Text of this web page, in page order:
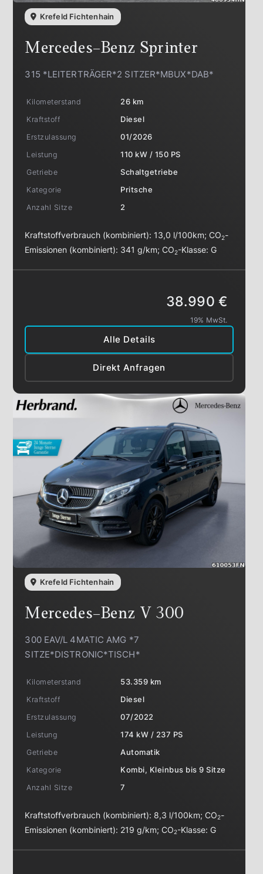
Krefeld Fichtenhain
Mercedes-Benz Sprinter
315 *LEITERTRÄGER*2 SITZER*MBUX*DAB*
Kilometerstand
26 km
Kraftstoff
Diesel
Erstzulassung
01/2026
Leistung
110 kW / 150 PS
Getriebe
Schaltgetriebe
Kategorie
Pritsche
Anzahl Sitze
2
Kraftstoffverbrauch (kombiniert): 13,0 l/100km;CO2-
Emissionen (kombiniert): 341 g/km;CO2-Klasse:G
Alle Details
Direkt Anfragen
38.990 €
19% MwSt.
Krefeld Fichtenhain
Mercedes-Benz V 300
300 EAV/L 4MATIC AMG *7
SITZE*DISTRONIC*TISCH*
Kilometerstand
53.359 km
Kraftstoff
Diesel
Erstzulassung
07/2022
Leistung
174 kW / 237 PS
Getriebe
Automatik
Kategorie
Kombi, Kleinbus bis 9 Sitze
Anzahl Sitze
7
Kraftstoffverbrauch (kombiniert): 8,3 l/100km;CO2-
Emissionen (kombiniert): 219 g/km;CO2-Klasse:G